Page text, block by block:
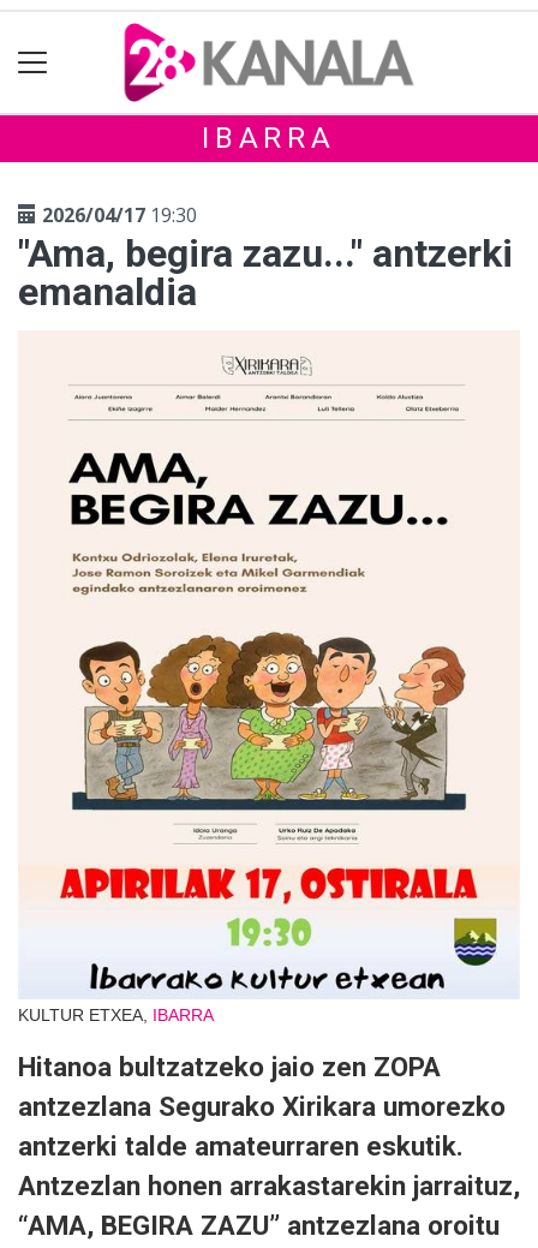
IBARRA
2026/04/17 19:30
"Ama, begira zazu..." antzerki
emanaldia
KULTUR ETXEA, IBARRA
Hitanoa bultzatzeko jaio zen ZOPA
antzezlana Segurako Xirikara umorezko
antzerki talde amateurraren eskutik.
Antzezlan honen arrakastarekin jarraituz,
“AMA, BEGIRA ZAZU” antzezlana oroitu